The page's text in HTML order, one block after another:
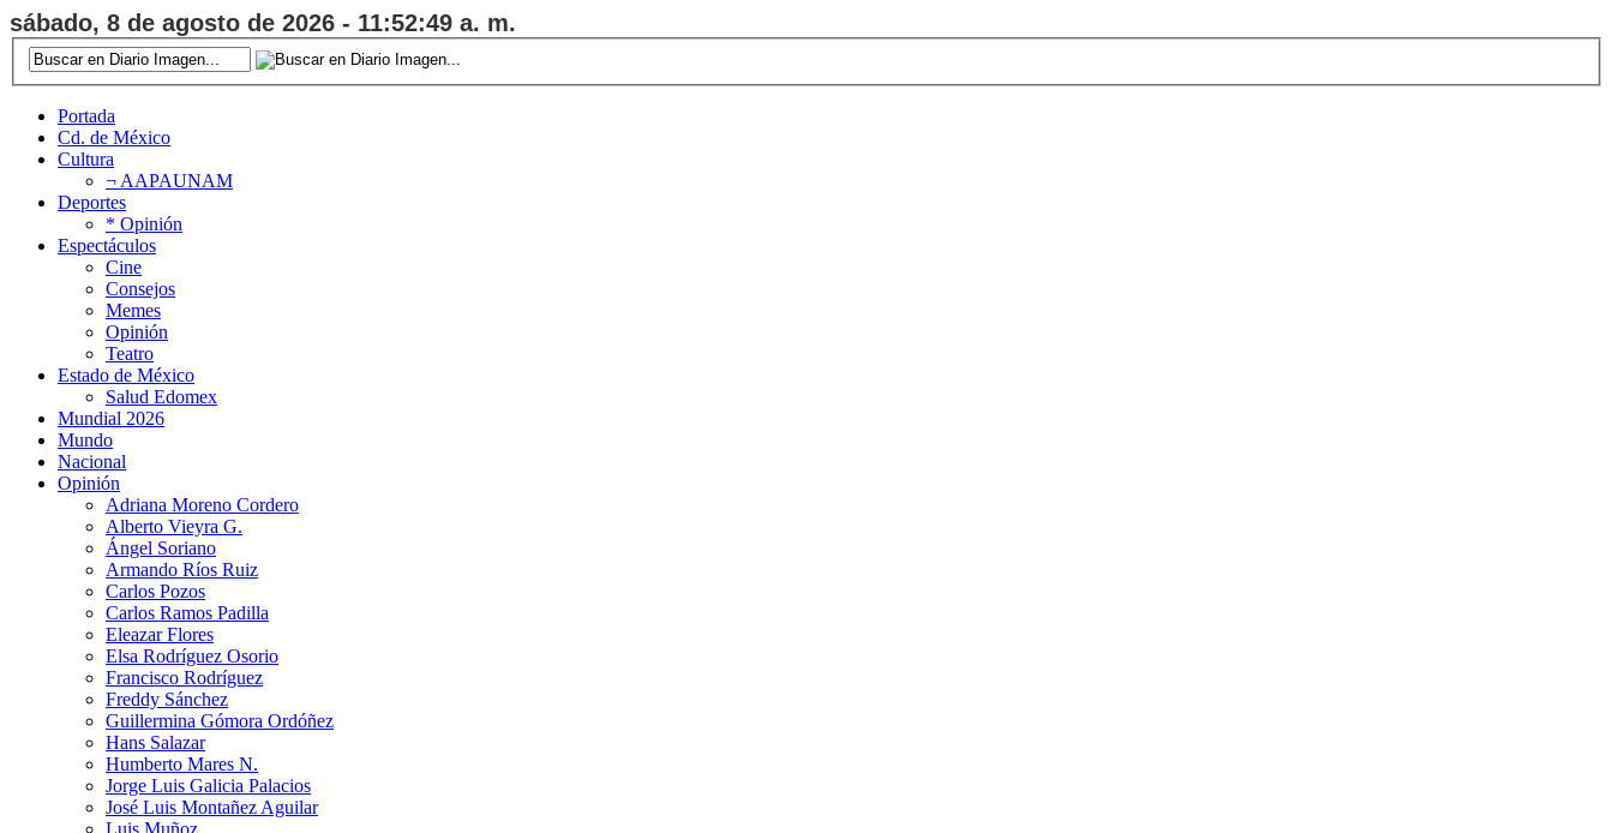
sábado, 8 de agosto de 2026 - 11:52:49 a. m.
Portada
Cd. de México
Cultura
¬ AAPAUNAM
Deportes
* Opinión
Espectáculos
Cine
Consejos
Memes
Opinión
Teatro
Estado de México
Salud Edomex
Mundial 2026
Mundo
Nacional
Opinión
Adriana Moreno Cordero
Alberto Vieyra G.
Ángel Soriano
Armando Ríos Ruiz
Carlos Pozos
Carlos Ramos Padilla
Eleazar Flores
Elsa Rodríguez Osorio
Francisco Rodríguez
Freddy Sánchez
Guillermina Gómora Ordóñez
Hans Salazar
Humberto Mares N.
Jorge Luis Galicia Palacios
José Luis Montañez Aguilar
Luis Muñoz